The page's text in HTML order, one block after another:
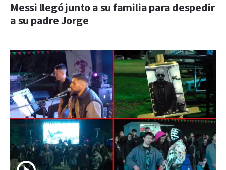
Messi llegó junto a su familia para despedir
a su padre Jorge